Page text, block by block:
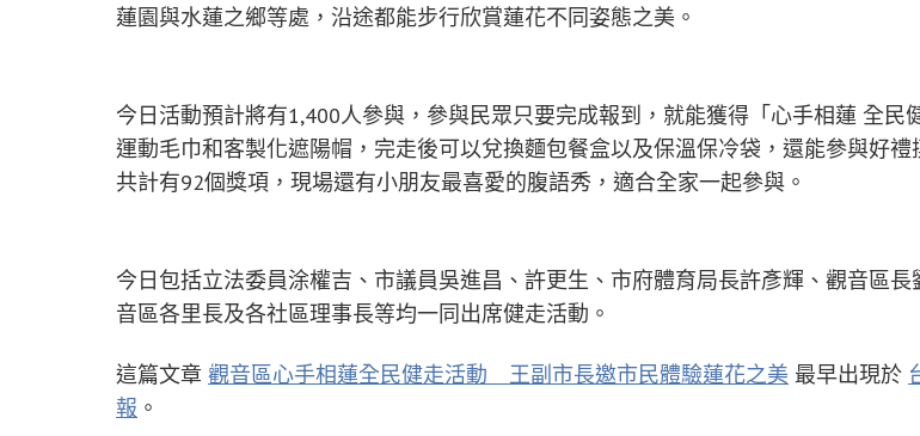
蓮園與水蓮之鄉等處，沿途都能步行欣賞蓮花不同姿態之美。
今日活動預計將有1,400人參與，參與民眾只要完成報到，就能獲得「心手相蓮 全民
運動毛巾和客製化遮陽帽，完走後可以兌換麵包餐盒以及保溫保冷袋，還能參與好禮
共計有92個獎項，現場還有小朋友最喜愛的腹語秀，適合全家一起參與。
今日包括立法委員涂權吉、市議員吳進昌、許更生、市府體育局長許彥輝、觀音區長
音區各里長及各社區理事長等均一同出席健走活動。
這篇文章 觀音區心手相蓮全民健走活動 王副市長邀市民體驗蓮花之美 最早出現於
報 。